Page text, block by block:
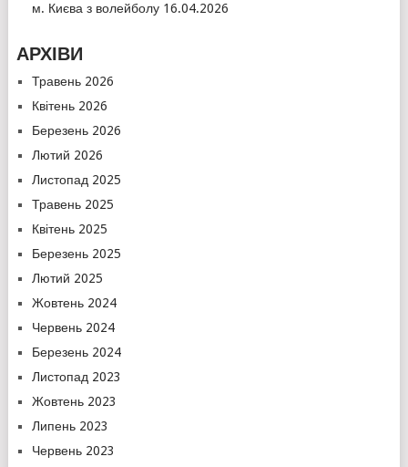
м. Києва з волейболу 16.04.2026
АРХІВИ
Травень 2026
Квітень 2026
Березень 2026
Лютий 2026
Листопад 2025
Травень 2025
Квітень 2025
Березень 2025
Лютий 2025
Жовтень 2024
Червень 2024
Березень 2024
Листопад 2023
Жовтень 2023
Липень 2023
Червень 2023